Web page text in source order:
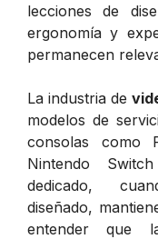
lecciones de
ergonomía y
permanecen
La industria de
modelos de
consolas como
Nintendo
dedicado,
diseñado,
entender que